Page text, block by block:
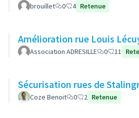
brouillet 0 4 Retenue
Amélioration rue Louis
Association ADRESILLE 0 11
Sécurisation rues de
Coze Benoit 0 2 Retenue